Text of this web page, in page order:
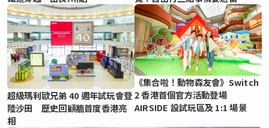
超級瑪利歐兄弟 40 週年試玩會登
陸沙田 歷史回顧牆首度香港亮
相
《集合啦！動物森友會》Switch
2 香港首個官方活動登場
AIRSIDE 設試玩區及 1:1 場景